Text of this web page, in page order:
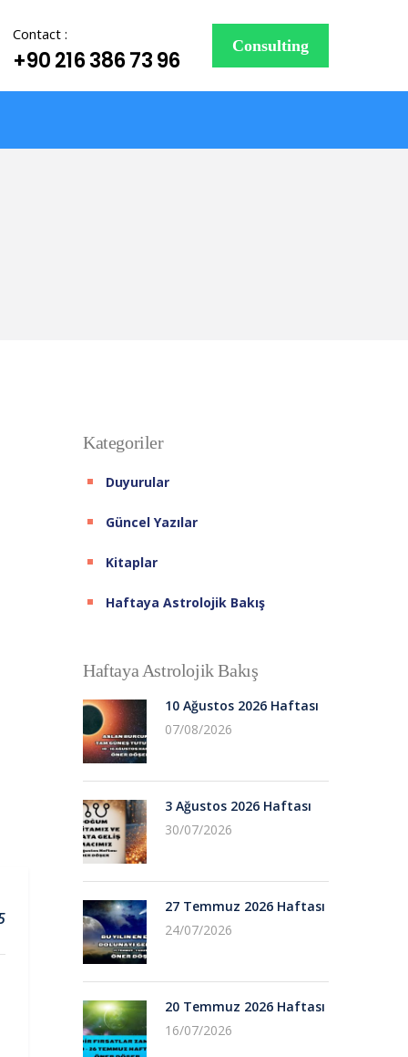
Contact :
+90 216 386 73 96
Consulting
Kategoriler
Duyurular
Güncel Yazılar
Kitaplar
Haftaya Astrolojik Bakış
Haftaya Astrolojik Bakış
10 Ağustos 2026 Haftası
07/08/2026
3 Ağustos 2026 Haftası
30/07/2026
27 Temmuz 2026 Haftası
24/07/2026
20 Temmuz 2026 Haftası
16/07/2026